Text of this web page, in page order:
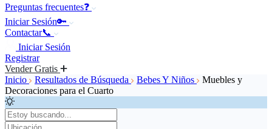
Preguntas frecuentes❓
Iniciar Sesión🔑
Contactar📞
Iniciar Sesión
Registrar
Vender Gratis
Inicio
Resultados de Búsqueda Bebes Y Niños
Muebles y
Decoraciones para el Cuarto